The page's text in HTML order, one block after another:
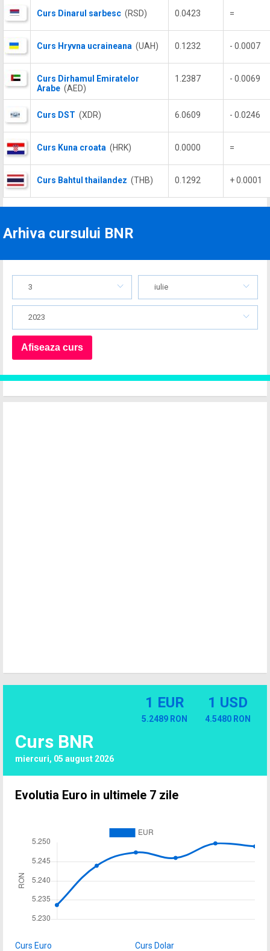
Curs Dinarul sarbesc (RSD) 0.0423 =
Curs Hryvna ucraineana (UAH) 0.1232 - 0.0007
Curs Dirhamul Emiratelor
Arabe (AED)
1.2387 - 0.0069
Curs DST (XDR) 6.0609 - 0.0246
Curs Kuna croata (HRK) 0.0000 =
Curs Bahtul thailandez (THB) 0.1292 + 0.0001
Arhiva cursului BNR
3 iulie
2023
Curs BNR
miercuri, 05 august 2026
1 EUR
5.2489 RON
1 USD
4.5480 RON
Evolutia Euro in ultimele 7 zile
Curs Euro
Curs Dolar